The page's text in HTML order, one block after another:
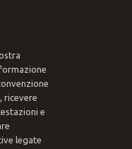
ricevere
e
legate